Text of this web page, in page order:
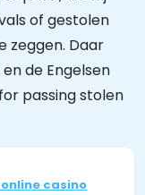
of gestolen
zeggen. Daar
de Engelsen
passing stolen
casino